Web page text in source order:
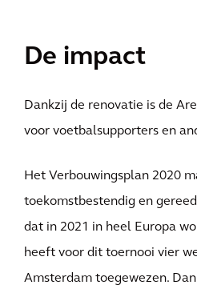
De impact
Dankzij de renovatie is de
voor voetbalsupporters en
Het Verbouwingsplan 2020
toekomstbestendig en
dat in 2021 in heel Europa
heeft voor dit toernooi vier
Amsterdam toegewezen.